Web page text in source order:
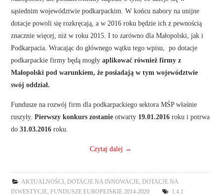
sąsiednim województwie podkarpackim. W końcu nabory na unijne
dotacje powoli się rozkręcają, a w 2016 roku będzie ich z pewnością
znacznie więcej, niż w roku 2015. I to zarówno dla Małopolski, jak i
Podkarpacia. Wracając do głównego wątku tego wpisu, po dotacje
podkarpackie firmy będą mogłyaplikować również firmy z
Małopolski pod warunkiem, że posiadają w tym województwie
swój oddział.
Fundusze na rozwój firm dla podkarpackiego sektora MŚP właśnie
ruszyły. Pierwszy konkurs zostanieotwarty 19.01.2016 roku i potrwa
do31.03.2016roku.
Czytaj dalej →
AKTUALNOŚCI ,DOTACJE NA INNOWACJE ,DOTACJE NA
INWESTYCJE ,FUNDUSZE EUROPEJSKIE 2014-2020
1.4.1